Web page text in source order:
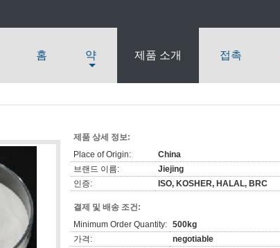
홈 약 제품 소개 접촉
제품 상세 정보:
Place of Origin:
China
브랜드 이름:
Jiejing
인증:
ISO, KOSHER, HALAL, BRC
결제 및 배송 조건:
Minimum Order Quantity: 500kg
가격:
negotiable